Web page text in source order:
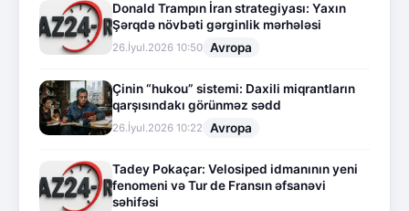
Donald Trampın İran strategiyası: Yaxın
Şərqdə növbəti gərginlik mərhələsi
26.İyul.2026 10:50 Avropa
Çinin “hukou” sistemi: Daxili miqrantların
qarşısındakı görünməz sədd
26.İyul.2026 10:22 Avropa
Tadey Pokaçar: Velosiped idmanının yeni
fenomeni və Tur de Fransın əfsanəvi
səhifəsi